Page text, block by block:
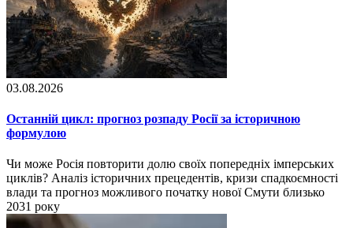
03.08.2026
Останній цикл: прогноз розпаду Росії за історичною
формулою
Чи може Росія повторити долю своїх попередніх імперських
циклів? Аналіз історичних прецедентів, кризи спадкоємності
влади та прогноз можливого початку нової Смути близько
2031 року